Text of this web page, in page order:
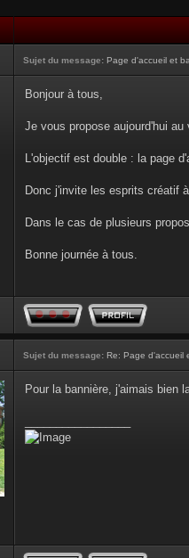
Sujet du message: Page d'accueil et
Bonjour à tous,
Je vous propose aujourd'hui
L'objectif est double : la page
Donc j'invite les esprits créatif
Dans le cas de plusieurs
Bonne journée à tous.
Sujet du message: Re: Page d'accueil
Pour la bannière, j'aimais bien